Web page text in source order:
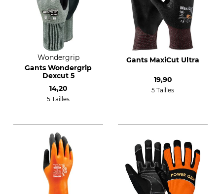
Wondergrip
Gants Wondergrip
Dexcut 5
14,20
5 Tailles
Gants MaxiCut Ultra
19,90
5 Tailles